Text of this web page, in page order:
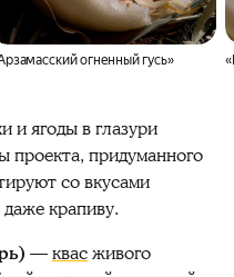
огненный гусь»
и ягоды в глазури
проекта, придуманного
со вкусами
крапиву.
—квасживого